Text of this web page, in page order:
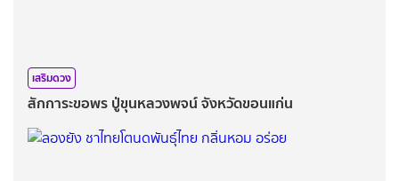
เสริมดวง
สักการะขอพร ปู่ขุนหลวงพจน์ จังหวัดขอนแก่น